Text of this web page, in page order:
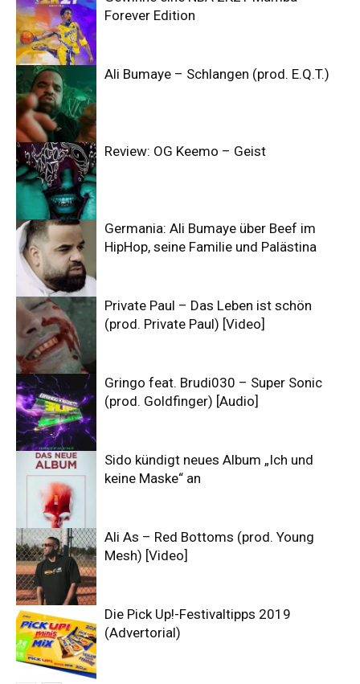
Forever Edition
Ali Bumaye – Schlangen (prod. E.Q.T.)
Review: OG Keemo – Geist
Germania: Ali Bumaye über Beef im
HipHop, seine Familie und Palästina
Private Paul – Das Leben ist schön
(prod. Private Paul) [Video]
Gringo feat. Brudi030 – Super Sonic
(prod. Goldfinger) [Audio]
Sido kündigt neues Album „Ich und
keine Maske“ an
Ali As – Red Bottoms (prod. Young
Mesh) [Video]
Die Pick Up!-Festivaltipps 2019
(Advertorial)